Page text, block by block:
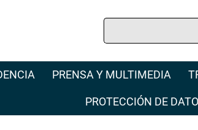
PRENSA Y MULTIMEDIA
PROTECCIÓN DE